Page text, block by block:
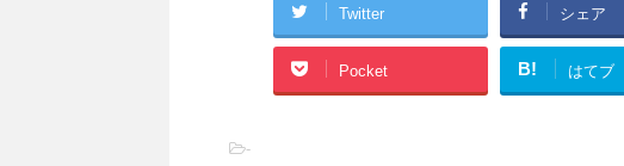
Twitter シェア
Pocket B! はてブ
-